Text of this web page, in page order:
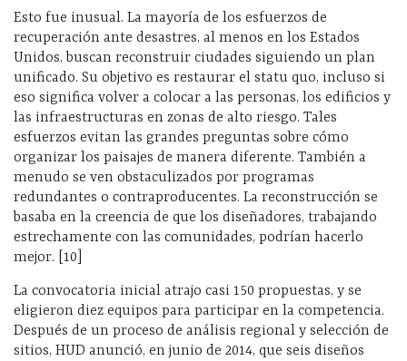
Esto fue inusual. La mayoría de los esfuerzos de
recuperación ante desastres, al menos en los Estados
Unidos, buscan reconstruir ciudades siguiendo un plan
unificado. Su objetivo es restaurar el statu quo, incluso si
eso significa volver a colocar a las personas, los edificios y
las infraestructuras en zonas de alto riesgo. Tales
esfuerzos evitan las grandes preguntas sobre cómo
organizar los paisajes de manera diferente. También a
menudo se ven obstaculizados por programas
redundantes o contraproducentes. La reconstrucción se
basaba en la creencia de que los diseñadores, trabajando
estrechamente con las comunidades, podrían hacerlo
mejor. [10]
La convocatoria inicial atrajo casi 150 propuestas, y se
eligieron diez equipos para participar en la competencia.
Después de un proceso de análisis regional y selección de
sitios, HUD anunció, en junio de 2014, que seis diseños